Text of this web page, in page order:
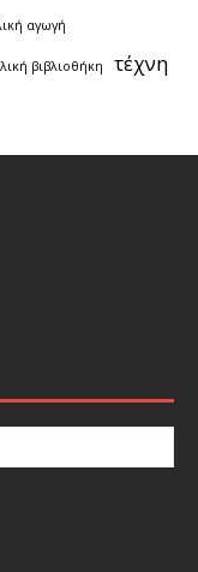
αγωγή
βιβλιοθήκη τέχνη